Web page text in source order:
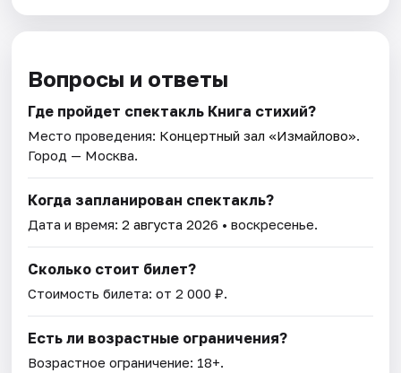
Вопросы и ответы
Где пройдет спектакль Книга стихий?
Место проведения: Концертный зал «Измайлово»
Город — Москва.
Когда запланирован спектакль?
Дата и время:2 августа 2026 • воскресенье.
Сколько стоит билет?
Стоимость билета: от 2 000 ₽.
Есть ли возрастные ограничения?
Возрастное ограничение: 18+.